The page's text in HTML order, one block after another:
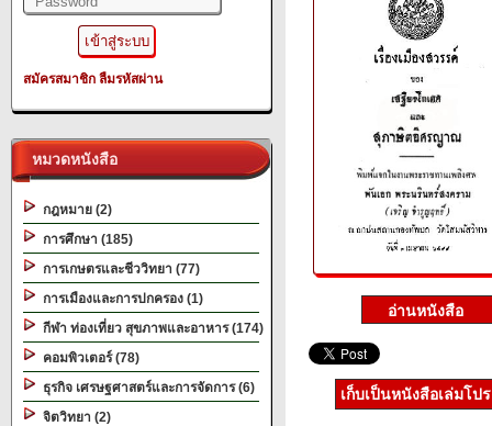
สมัครสมาชิก ลืมรหัสผ่าน
หมวดหนังสือ
กฎหมาย (2)
การศึกษา (185)
การเกษตรและชีววิทยา (77)
การเมืองและการปกครอง (1)
กีฬา ท่องเที่ยว สุขภาพและอาหาร (174)
คอมพิวเตอร์ (78)
ธุรกิจ เศรษฐศาสตร์และการจัดการ (6)
จิตวิทยา (2)
เก็บเป็นหนังสือเล่มโป